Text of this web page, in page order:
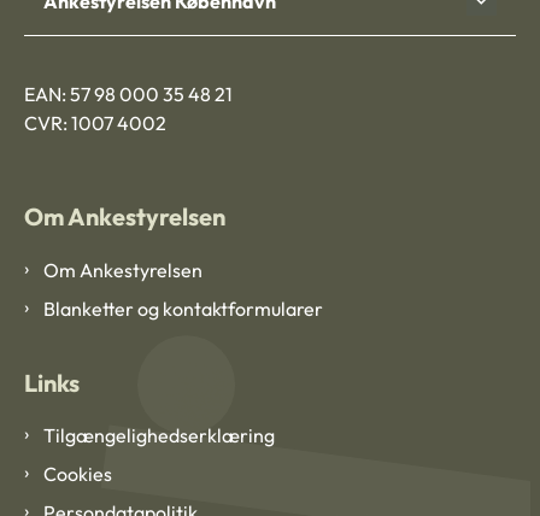
EAN: 57 98 000 35 48 21
CVR: 1007 4002
Om Ankestyrelsen
Om Ankestyrelsen
Blanketter og kontaktformularer
Links
Tilgængelighedserklæring
Cookies